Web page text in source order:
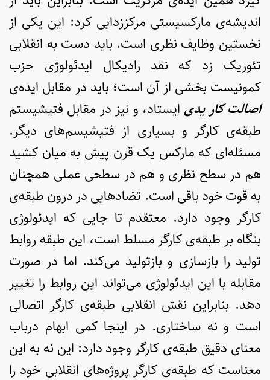
اندیشه‌ی مارکسیستی مرکززدایی کرد: این یکی از
نخستین وظایف نظری است. باید دست به انقلابی
تئوریک زد که نقد رادیکال ایدئولوژی حزب
کمونیست بخشی از آن است؛ باید در مقابل ایده‌ی
اصالت کار یدی­ایستاد، و نیز در مقابل فتیشیستم
طبقه‌ی کارگر و بسیاری از فتیشیسم‌های دیگر.
مسئله‌ای که مارکس یک قرن پیش به میان کشید
هم در سطح نظری و هم در سطحی عملی همچنان
به قوت خود باقی است. تضادهایی در درون طبقه‌ی
کارگر وجود دارد. معتقدم تا جایی که ایدئولوژی
بنگاه بر طبقه‌ی کارگر مسلط است، این طبقه روابط
تولید را بازسازی و بازتولید می‌کند. اما در صورت
مقابله با این ایدئولوژی می‌تواند این روابط را تغییر
دهد. بنابراین نقش انقلابی طبقه‌ی کارگر اتصالی
است و نه ساختاری. در اینجا کمی ابهام درباب
معنای دقیق طبقه‌ی کارگر وجود دارد: این نه به این
معناست که طبقه‌ی کارگر پروژه‌های انقلابی خود را